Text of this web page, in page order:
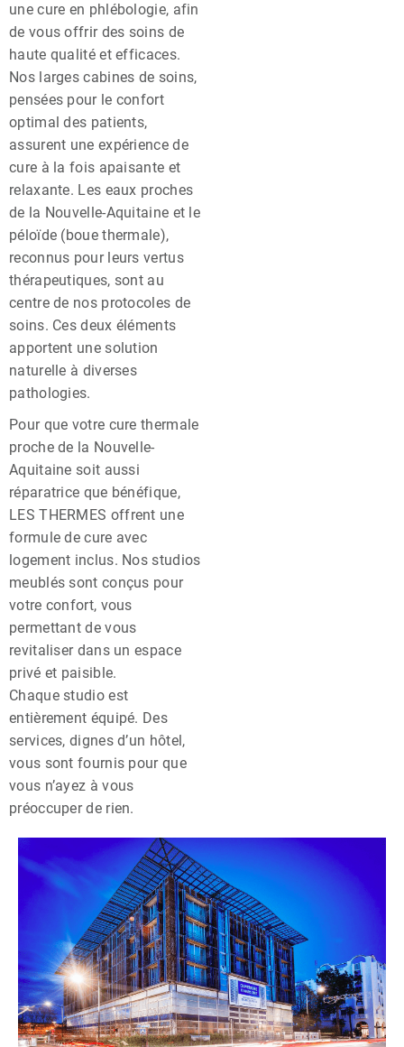
une cure en phlébologie, afin
de vous offrir des soins de
haute qualité et efficaces.
Nos larges cabines de soins,
pensées pour le confort
optimal des patients,
assurent une expérience de
cure à la fois apaisante et
relaxante. Les eaux proches
de la Nouvelle-Aquitaine et le
péloïde (boue thermale),
reconnus pour leurs vertus
thérapeutiques, sont au
centre de nos protocoles de
soins. Ces deux éléments
apportent une solution
naturelle à diverses
pathologies.
Pour que votre cure thermale
proche de la Nouvelle-
Aquitaine soit aussi
réparatrice que bénéfique,
LES THERMES offrent une
formule de cure avec
logement inclus. Nos studios
meublés sont conçus pour
votre confort, vous
permettant de vous
revitaliser dans un espace
privé et paisible.
Chaque studio est
entièrement équipé. Des
services, dignes d’un hôtel,
vous sont fournis pour que
vous n’ayez à vous
préoccuper de rien.